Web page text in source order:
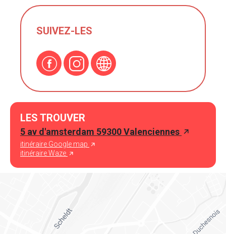
SUIVEZ-LES
LES TROUVER
5 av d'amsterdam 59300 Valenciennes
itinéraire Google map
itinéraire Waze